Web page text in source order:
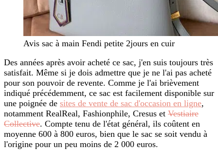
Avis sac à main Fendi petite 2jours en cuir
Des années après avoir acheté ce sac, j'en suis toujours très
satisfait. Même si je dois admettre que je ne l'ai pas acheté
pour son pouvoir de revente. Comme je l'ai brièvement
indiqué précédemment, ce sac est facilement disponible sur
une poignée de sites de vente de sac d'occasion en ligne,
notamment RealReal, Fashionphile, Cresus et Vestiaire
Collective. Compte tenu de l'état général, ils coûtent en
moyenne 600 à 800 euros, bien que le sac se soit vendu à
l'origine pour un peu moins de 2 000 euros.